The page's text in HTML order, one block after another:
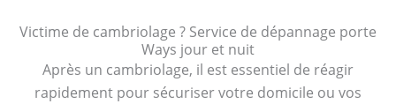
Victime de cambriolage ? Service de dépannage porte
Ways jour et nuit
Après un cambriolage, il est essentiel de réagir
rapidement pour sécuriser votre domicile ou vos